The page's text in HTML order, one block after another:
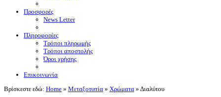
Προσφορές
News Letter
Πληροφορίες
Τρόποι πληρωμής
Τρόποι αποστολής
Όροι χρήσης
Επικοινωνία
Βρίσκεστε εδώ: Home » Μεταξοτυπία » Χρώματα » Διαλύτου